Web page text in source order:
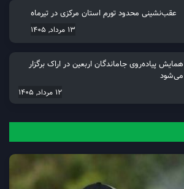
عقب‌نشینی محدود تورم استان مرکزی در تیرماه
13 مرداد, 1405
همایش پیاده‌روی جاماندگان اربعین در اراک برگزار
می‌شود
12 مرداد, 1405